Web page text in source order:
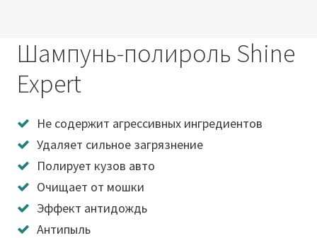
Шампунь-полироль Shine
Expert
Не содержит агрессивных ингредиентов
Удаляет сильное загрязнение
Полирует кузов авто
Очищает от мошки
Эффект антидождь
Антипыль